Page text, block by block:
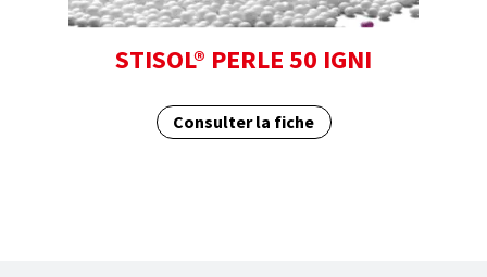
STISOL® PERLE 50 IGNI
Consulter la fiche